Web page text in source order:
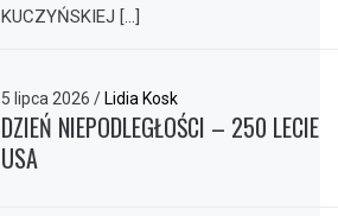
KUCZYŃSKIEJ […]
5 lipca 2026/ Lidia Kosk
DZIEŃ NIEPODLEGŁOŚCI – 250 LECIE
USA